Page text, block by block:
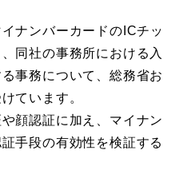
ナンバーカードのICチッ
同社の事務所における入
事務について、総務省お
ています。
顔認証に加え、マイナン
手段の有効性を検証する